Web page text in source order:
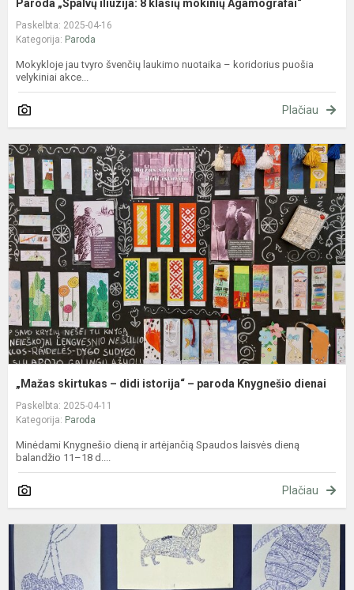
Paroda „Spalvų iliuzija: 8 klasių mokinių Agamografai“
Paskelbta: 2025-04-16
Kategorija: Paroda
Mokykloje jau tvyro švenčių laukimo nuotaika – koridorius puošia
velykiniai akce...
Plačiau
„Mažas skirtukas – didi istorija“ – paroda Knygnešio dienai
Paskelbta: 2025-04-11
Kategorija: Paroda
Minėdami Knygnešio dieną ir artėjančią Spaudos laisvės dieną
balandžio 11–18 d....
Plačiau